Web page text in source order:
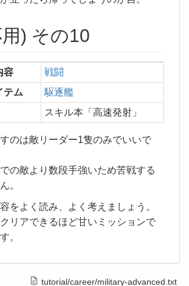
) その10
容
戦闘
テム
駆逐艦
スキル本「高速発射」
のは敵リーダー1隻のみでいいで
の敵より数段手強いため苦戦する
。
をよく読み、よく考えましょう。
リアできるほど甘いミッションで
。
tutorial/career/military-advanced.txt